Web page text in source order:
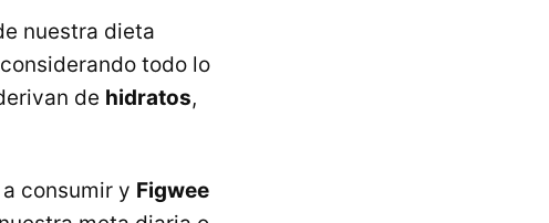
nuestra dieta
todo lo
de hidratos,
consumir y Figwee